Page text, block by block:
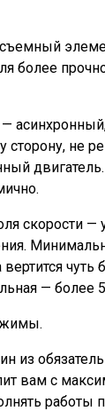
более
сторону, не
скорости —
вертится
— более
из
вам с
работы